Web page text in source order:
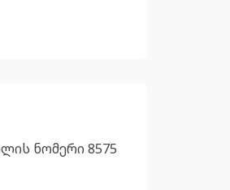
ნომერი 8575